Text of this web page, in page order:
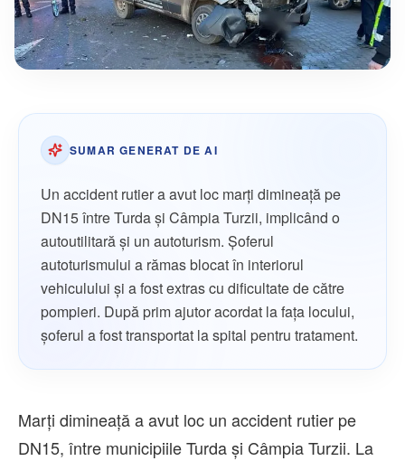
SUMAR GENERAT DE AI
Un accident rutier a avut loc marți dimineață pe
DN15 între Turda și Câmpia Turzii, implicând o
autoutilitară și un autoturism. Șoferul
autoturismului a rămas blocat în interiorul
vehiculului și a fost extras cu dificultate de către
pompieri. După prim ajutor acordat la fața locului,
șoferul a fost transportat la spital pentru tratament.
Marți dimineață a avut loc un accident rutier pe
DN15, între municipiile Turda și Câmpia Turzii. La